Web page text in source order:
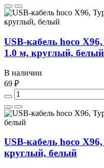
USB-кабель hoco
1.0 м, круглый, белый
В наличии
69 ₽
USB-кабель hoco
круглый, белый